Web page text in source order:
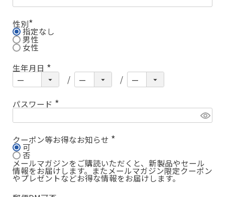
必
性別
(
必
須
)
指定なし
男性
女性
生年月日
(
必
)
パスワード
(
)
クーポン等お得なお知らせ
須
)
可
否
メールマガジンをご購読いただくと、新製品やセール
情報をお届けします。またメールマガジン限定クーポン
やプレゼントなどお得な情報をお届けします。